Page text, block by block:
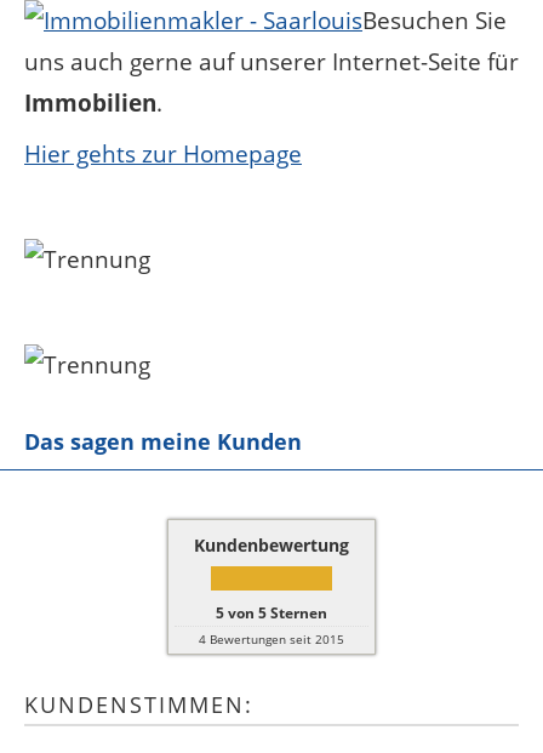
Besuchen Sie
uns auch gerne auf unserer Internet-Seite für
Immobilien.
Hier gehts zur Homepage
Das sagen meine Kunden
Kundenbewertung
5von 5Sternen
4 Bewertungen seit 2015
KUNDENSTIMMEN: